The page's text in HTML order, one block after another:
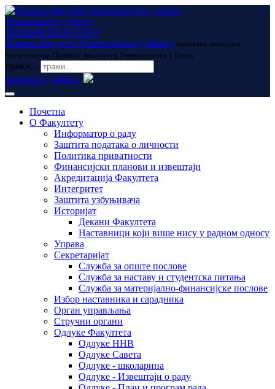
Универзитет у Нишу
ПРАВНИ ФАКУЛТЕТ
Правни факултет Универзитета у Нишу Званична интернет
презентација Правног факултета Универзитета у Нишу
тражи...
ћирилица latinica
Почетна
О Факултету
Информатор о раду
Заштита података о личности
Политика приватности
Финансијски планови и извештаји
Акредитација Факултета
Интегритет
Заштита узбуњивача
Историјат
Декани Факултета
Наставници који више нису у радном односу
Управа
Секретаријат
Служба за опште послове
Служба за наставу и студентска питања
Служба за материјално-финансијске послове
Избор наставника и сарадника
Oрган управљања
Стручни органи
Одлуке Факултета
Одлуке ННВ
Одлуке Савета
Одлуке - школарина
Одлуке - Извештаји о раду